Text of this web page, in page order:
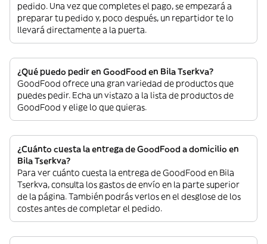
pedido. Una vez que completes el pago, se empezará a
preparar tu pedido y, poco después, un repartidor te lo
llevará directamente a la puerta.
¿Qué puedo pedir en GoodFood en Bila Tserkva?
GoodFood ofrece una gran variedad de productos que
puedes pedir. Echa un vistazo a la lista de productos de
GoodFood y elige lo que quieras.
¿Cuánto cuesta la entrega de GoodFood a domicilio en
Bila Tserkva?
Para ver cuánto cuesta la entrega de GoodFood en Bila
Tserkva, consulta los gastos de envío en la parte superior
de la página. También podrás verlos en el desglose de los
costes antes de completar el pedido.